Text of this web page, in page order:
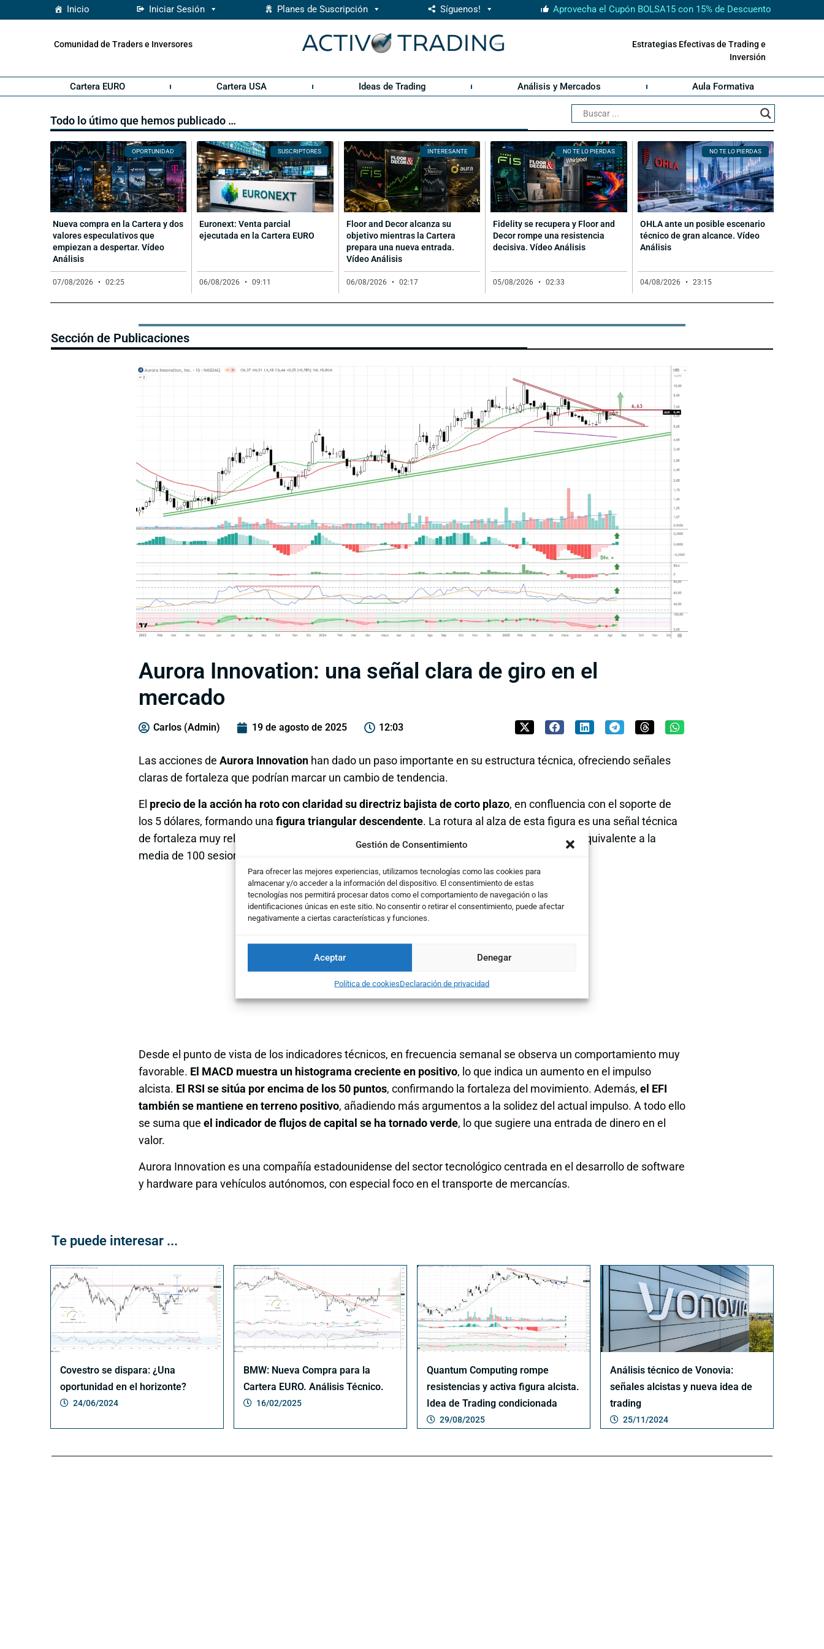
Gestión de Consentimiento
Para ofrecer las mejores experiencias, utilizamos tecnologías como las cookies para
almacenar y/o acceder a la información del dispositivo. El consentimiento de estas
tecnologías nos permitirá procesar datos como el comportamiento de navegación o las
identificaciones únicas en este sitio. No consentir o retirar el consentimiento, puede afectar
negativamente a ciertas características y funciones.
Aceptar Denegar
Política de cookiesDeclaración de privacidad
Inicio Iniciar Sesión Planes de Suscripción Síguenos! Aprovecha el Cupón BOLSA15 con 15% de Descuento
Comunidad de Traders e Inversores
Estrategias Efectivas de Trading e
Inversión
Cartera EURO Cartera USA Ideas de Trading Análisis y Mercados Aula Formativa
Todo lo útimo que hemos publicado …
OPORTUNIDAD
Nueva compra en la Cartera y dos
valores especulativos que
empiezan a despertar. Vídeo
Análisis
07/08/2026 02:25
SUSCRIPTORES
Euronext: Venta parcial
ejecutada en la Cartera EURO
06/08/2026 09:11
INTERESANTE
Floor and Decor alcanza su
objetivo mientras la Cartera
prepara una nueva entrada.
Vídeo Análisis
06/08/2026 02:17
NO TE LO PIERDAS
Fidelity se recupera y Floor and
Decor rompe una resistencia
decisiva. Vídeo Análisis
05/08/2026 02:33
NO TE LO PIERDAS
OHLA ante un posible escenario
técnico de gran alcance. Vídeo
Análisis
04/08/2026 23:15
Sección de Publicaciones
Aurora Innovation: una señal clara de giro en el
mercado
Carlos (Admin) 19 de agosto de 2025 12:03
Las acciones de Aurora Innovation han dado un paso importante en su estructura técnica, ofreciendo señales
claras de fortaleza que podrían marcar un cambio de tendencia.
El precio de la acción ha roto con claridad su directriz bajista de corto plazo, en confluencia con el soporte de
los 5 dólares, formando una figura triangular descendente. La rotura al alza de esta figura es una señal técnica
de fortaleza muy relevante, respaldada además por la ruptura de la media de 20 semanas, equivalente a la
media de 100 sesiones.
Desde el punto de vista de los indicadores técnicos, en frecuencia semanal se observa un comportamiento muy
favorable. El MACD muestra un histograma creciente en positivo, lo que indica un aumento en el impulso
alcista. El RSI se sitúa por encima de los 50 puntos, confirmando la fortaleza del movimiento. Además, el EFI
también se mantiene en terreno positivo, añadiendo más argumentos a la solidez del actual impulso. A todo ello
se suma que el indicador de flujos de capital se ha tornado verde, lo que sugiere una entrada de dinero en el
valor.
Aurora Innovation es una compañía estadounidense del sector tecnológico centrada en el desarrollo de software
y hardware para vehículos autónomos, con especial foco en el transporte de mercancías.
Te puede interesar ...
Covestro se dispara: ¿Una
oportunidad en el horizonte?
24/06/2024
BMW: Nueva Compra para la
Cartera EURO. Análisis Técnico.
16/02/2025
Quantum Computing rompe
resistencias y activa figura alcista.
Idea de Trading condicionada
29/08/2025
Análisis técnico de Vonovia:
señales alcistas y nueva idea de
trading
25/11/2024